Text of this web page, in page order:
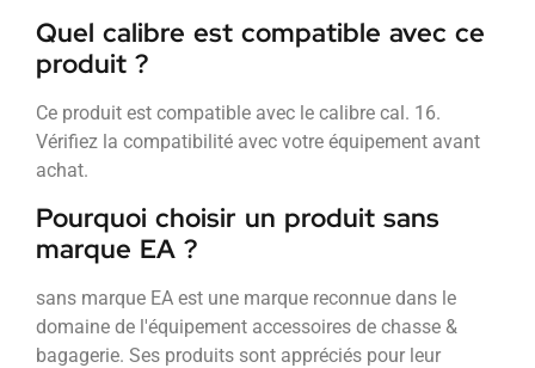
Quel calibre est compatible avec ce
produit ?
Ce produit est compatible avec le calibre cal. 16.
Vérifiez la compatibilité avec votre équipement avant
achat.
Pourquoi choisir un produit sans
marque EA ?
sans marque EA est une marque reconnue dans le
domaine de l'équipement accessoires de chasse &
bagagerie. Ses produits sont appréciés pour leur